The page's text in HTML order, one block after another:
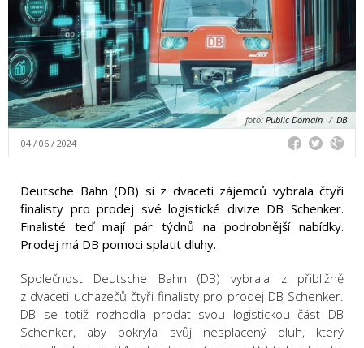
foto: Public Domain / DB
04 / 06 / 2024
Deutsche Bahn (DB) si z dvaceti zájemců vybrala čtyři
finalisty pro prodej své logistické divize DB Schenker.
Finalisté teď mají pár týdnů na podrobnější nabídky.
Prodej má DB pomoci splatit dluhy.
Společnost Deutsche Bahn (DB) vybrala z přibližně
z dvaceti uchazečů čtyři finalisty pro prodej DB Schenker.
DB se totiž rozhodla prodat svou logistickou část DB
Schenker, aby pokryla svůj nesplacený dluh, který